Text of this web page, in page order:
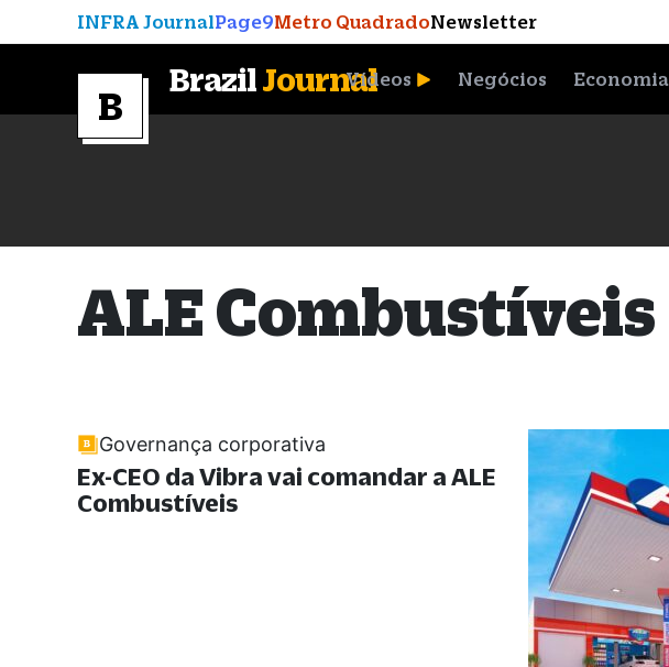
INFRA JournalPage9Metro QuadradoNewsletter
BrazilJournalVídeos Negócios Economia
ALE Combustíveis
Governança corporativa
Ex-CEO da Vibra vai comandar a ALE
Combustíveis